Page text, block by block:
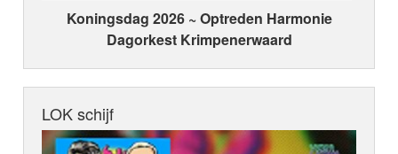
Koningsdag 2026 ~ Optreden Harmonie
Dagorkest Krimpenerwaard
LOK schijf